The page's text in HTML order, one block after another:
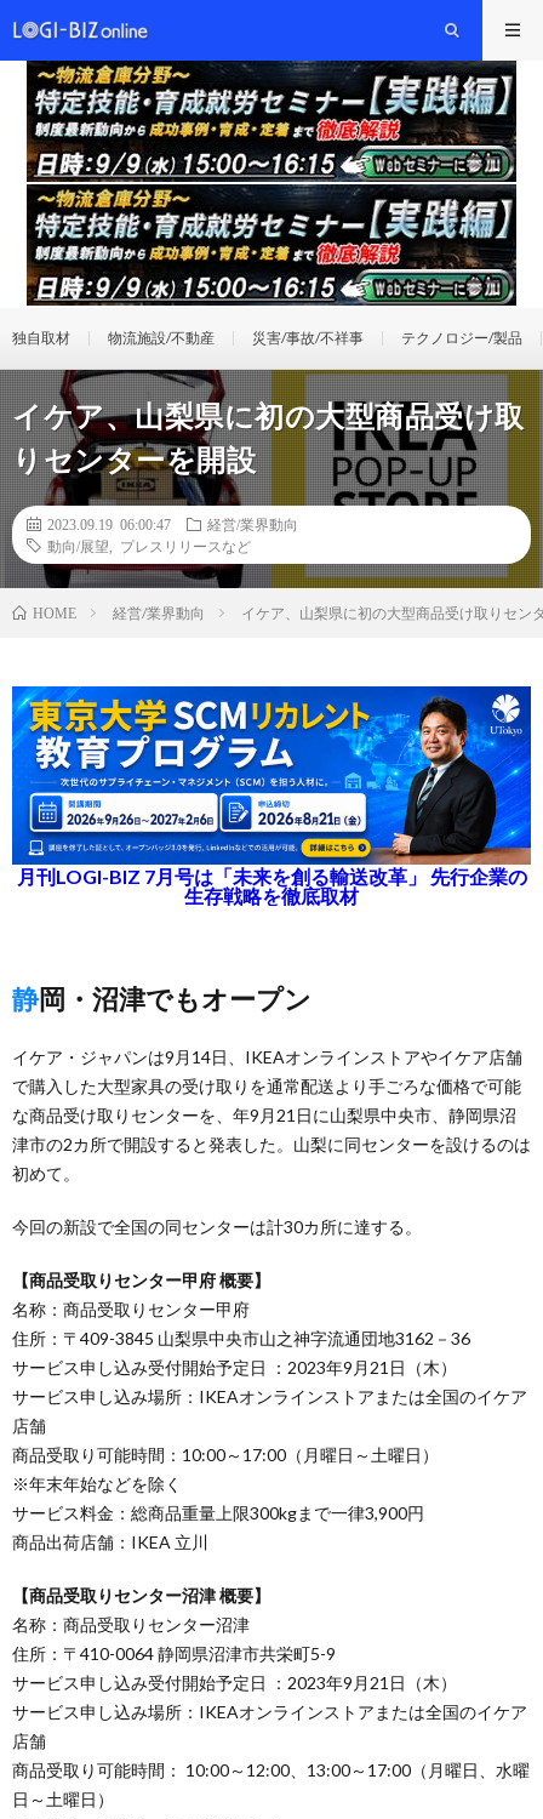
独自取材 物流施設/不動産 災害/事故/不祥事 テクノロジー/製品
イケア、山梨県に初の大型商品受け取
りセンターを開設
2023.09.19 06:00:47
経営/業界動向
動向/展望
プレスリリースなど
HOME 経営/業界動向 イケア、山梨県に初の大型商品受け取りセン
月刊LOGI-BIZ 7月号は「未来を創る輸送改革」 先行企業の
生存戦略を徹底取材
静岡・沼津でもオープン
イケア・ジャパンは9月14日、IKEAオンラインストアやイケア店舗
で購入した大型家具の受け取りを通常配送より手ごろな価格で可能
な商品受け取りセンターを、年9月21日に山梨県中央市、静岡県沼
津市の2カ所で開設すると発表した。山梨に同センターを設けるのは
初めて。
今回の新設で全国の同センターは計30カ所に達する。
【商品受取りセンター甲府 概要】
名称：商品受取りセンター甲府
住所：〒409-3845 山梨県中央市山之神字流通団地3162－36
サービス申し込み受付開始予定日 ：2023年9月21日（木）
サービス申し込み場所：IKEAオンラインストアまたは全国のイケア
店舗
商品受取り可能時間：10:00～17:00（月曜日～土曜日）
※年末年始などを除く
サービス料金：総商品重量上限300kgまで一律3,900円
商品出荷店舗：IKEA 立川
【商品受取りセンター沼津 概要】
名称：商品受取りセンター沼津
住所：〒410-0064 静岡県沼津市共栄町5-9
サービス申し込み受付開始予定日 ：2023年9月21日（木）
サービス申し込み場所：IKEAオンラインストアまたは全国のイケア
店舗
商品受取り可能時間： 10:00～12:00、13:00～17:00（月曜日、水曜
日～土曜日）